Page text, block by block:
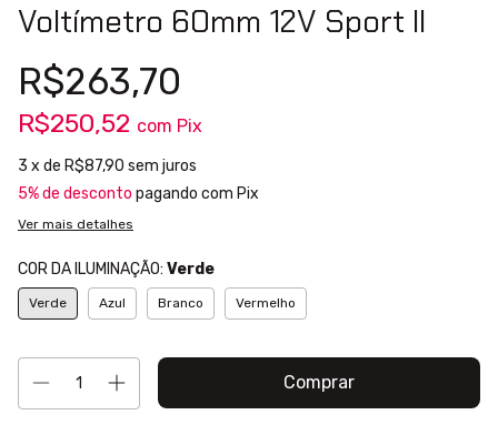
Voltímetro 60mm 12V Sport II
R$263,70
R$250,52 com Pix
3 x de R$87,90 sem juros
5% de desconto pagando com Pix
Ver mais detalhes
COR DA ILUMINAÇÃO: Verde
Verde Azul Branco Vermelho